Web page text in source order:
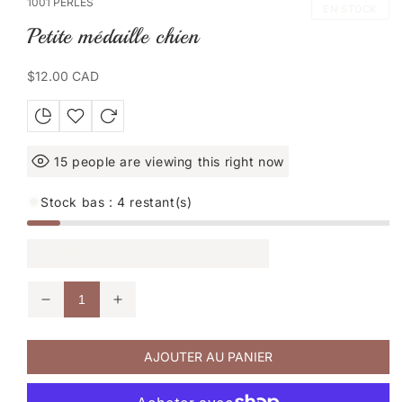
1
une
fenêtre
Petite médaille chien
Prix
$12.00 CAD
15 people are viewing this right now
Stock bas : 4 restant(s)
Réduire
médaille
Augmenter
Petite
médaille
AJOUTER AU PANIER